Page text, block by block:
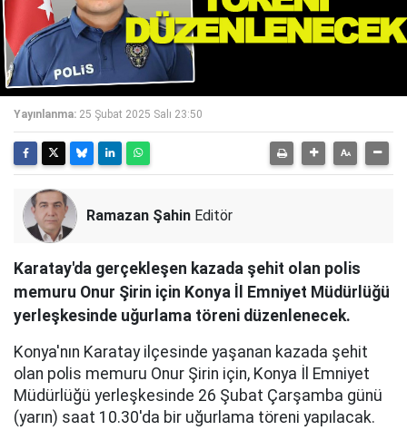
Yayınlanma: 25 Şubat 2025 Salı 23:50
Ramazan Şahin Editör
Karatay'da gerçekleşen kazada şehit olan polis
memuru Onur Şirin için Konya İl Emniyet Müdürlüğü
yerleşkesinde uğurlama töreni düzenlenecek.
Konya'nın Karatay ilçesinde yaşanan kazada şehit
olan polis memuru Onur Şirin için, Konya İl Emniyet
Müdürlüğü yerleşkesinde 26 Şubat Çarşamba günü
(yarın) saat 10.30'da bir uğurlama töreni yapılacak.